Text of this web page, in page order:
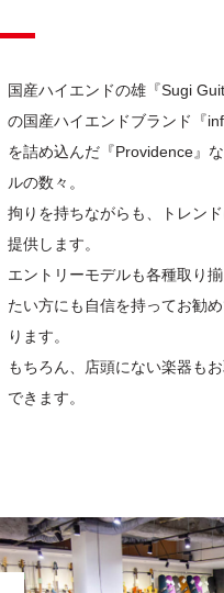
国産ハイエンドの雄『Sugi
の国産ハイエンドブランド『
を詰め込んだ『Providence』
ルの数々。
拘りを持ちながらも、トレン
提供します。
エントリーモデルも各種取り
たい方にも自信を持ってお勧
ります。
もちろん、店頭にない楽器も
できます。